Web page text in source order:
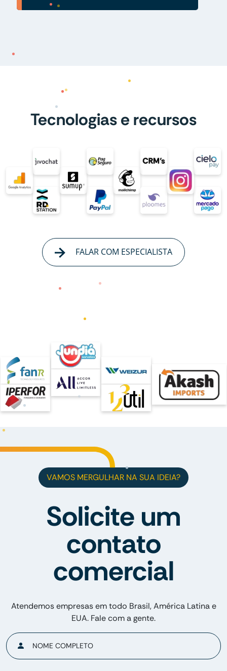
Tecnologias e recursos
FALAR COM ESPECIALISTA
VAMOS MERGULHAR NA SUA IDEIA?
Solicite um
contato
comercial
Atendemos empresas em todo Brasil, América Latina e
EUA. Fale com a gente.
NOME COMPLETO